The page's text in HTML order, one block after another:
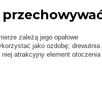
zależą jego opałowe
jako ozdobę; drewutnia
atrakcyjny element otoczenia